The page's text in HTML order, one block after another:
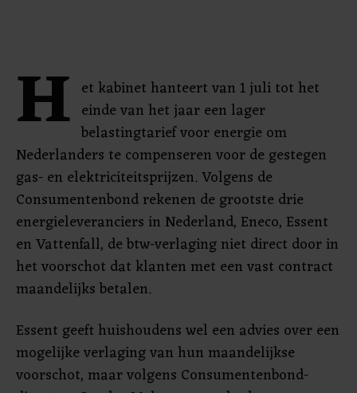
H et kabinet hanteert van 1 juli tot het
einde van het jaar een lager
belastingtarief voor energie om
Nederlanders te compenseren voor de gestegen
gas- en elektriciteitsprijzen. Volgens de
Consumentenbond rekenen de grootste drie
energieleveranciers in Nederland, Eneco, Essent
en Vattenfall, de btw-verlaging niet direct door in
het voorschot dat klanten met een vast contract
maandelijks betalen.
Essent geeft huishoudens wel een advies over een
mogelijke verlaging van hun maandelijkse
voorschot, maar volgens Consumentenbond-